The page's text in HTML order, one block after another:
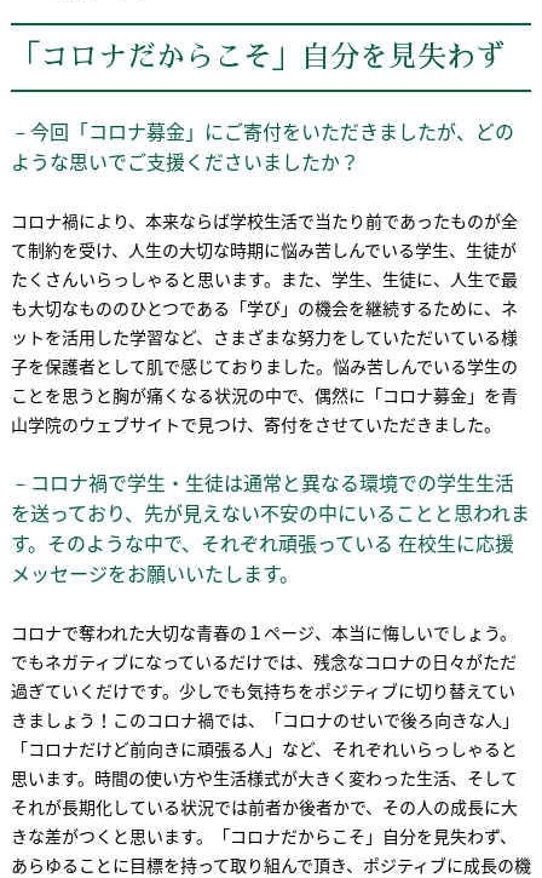
「コロナだからこそ」自分を見失わず
－今回「コロナ募金」にご寄付をいただきましたが、どの
ような思いでご支援くださいましたか？
コロナ禍により、本来ならば学校生活で当たり前であったものが全
て制約を受け、人生の大切な時期に悩み苦しんでいる学生、生徒が
たくさんいらっしゃると思います。また、学生、生徒に、人生で最
も大切なもののひとつである「学び」の機会を継続するために、ネ
ットを活用した学習など、さまざまな努力をしていただいている様
子を保護者として肌で感じておりました。悩み苦しんでいる学生の
ことを思うと胸が痛くなる状況の中で、偶然に「コロナ募金」を青
山学院のウェブサイトで見つけ、寄付をさせていただきました。
－コロナ禍で学生・生徒は通常と異なる環境での学生生活
を送っており、先が見えない不安の中にいることと思われま
す。そのような中で、それぞれ頑張っている 在校生に応援
メッセージをお願いいたします。
コロナで奪われた大切な青春の１ページ、本当に悔しいでしょう。
でもネガティブになっているだけでは、残念なコロナの日々がただ
過ぎていくだけです。少しでも気持ちをポジティブに切り替えてい
きましょう！このコロナ禍では、「コロナのせいで後ろ向きな人」
「コロナだけど前向きに頑張る人」など、それぞれいらっしゃると
思います。時間の使い方や生活様式が大きく変わった生活、そして
それが長期化している状況では前者か後者かで、その人の成長に大
きな差がつくと思います。「コロナだからこそ」自分を見失わず、
あらゆることに目標を持って取り組んで頂き、ポジティブに成長の機